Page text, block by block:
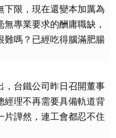
下限，現在還變本加厲為
專業要求的酬庸職缺，
難嗎？已經吃得腦滿肥腸
，台鐵公司昨日召開董事
經理不再需要具備軌道背
片譁然，連工會都忍不住